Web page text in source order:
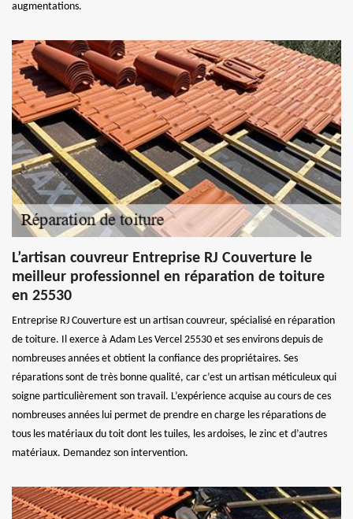
augmentations.
L’artisan couvreur Entreprise RJ Couverture le
meilleur professionnel en réparation de toiture
en 25530
Entreprise RJ Couverture est un artisan couvreur, spécialisé en réparation
de toiture. Il exerce à Adam Les Vercel 25530 et ses environs depuis de
nombreuses années et obtient la confiance des propriétaires. Ses
réparations sont de très bonne qualité, car c’est un artisan méticuleux qui
soigne particulièrement son travail. L’expérience acquise au cours de ces
nombreuses années lui permet de prendre en charge les réparations de
tous les matériaux du toit dont les tuiles, les ardoises, le zinc et d’autres
matériaux. Demandez son intervention.